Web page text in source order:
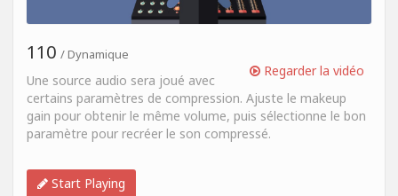
Regarder la vidéo
110 / Dynamique
Une source audio sera joué avec
certains paramètres de compression. Ajuste le makeup
gain pour obtenir le même volume, puis sélectionne le bon
paramètre pour recréer le son compressé.
Start Playing